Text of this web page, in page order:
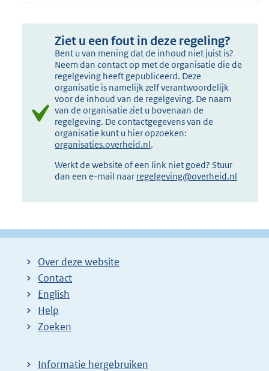
Ziet u een fout in deze regeling?
Bent u van mening dat de inhoud niet juist is?
Neem dan contact op met de organisatie die de
regelgeving heeft gepubliceerd. Deze
organisatie is namelijk zelf verantwoordelijk
voor de inhoud van de regelgeving. De naam
van de organisatie ziet u bovenaan de
regelgeving. De contactgegevens van de
organisatie kunt u hier opzoeken:
organisaties.overheid.nl.
Werkt de website of een link niet goed? Stuur
dan een e-mail naar regelgeving@overheid.nl
Over deze website
Contact
English
Help
Zoeken
Informatie hergebruiken